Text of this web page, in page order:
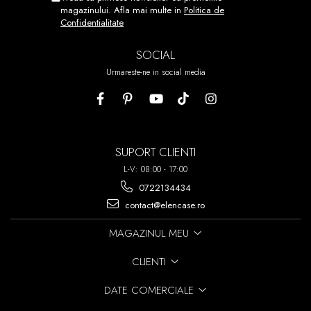
REPOZITIONATI.
ACEST PROCES POATE FI
REPETAT DE PANA LA 7 ORI!
magazinului. Afla mai multe in Politica de
Confidentialitate
SOCIAL
Urmareste-ne in social media
SUPORT CLIENTI
L-V: 08:00 - 17:00
0722134434
contact@elencase.ro
MAGAZINUL MEU
CLIENTI
DATE COMERCIALE